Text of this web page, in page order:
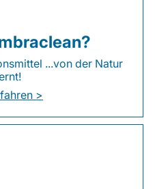
...von der Natur
>